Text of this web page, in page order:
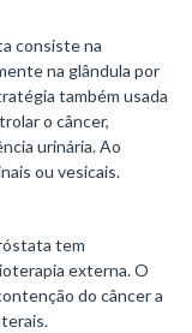
consiste na
na glândula por
também usada
o câncer,
urinária. Ao
ou vesicais.
tem
externa. O
do câncer a